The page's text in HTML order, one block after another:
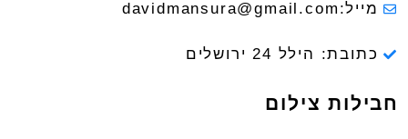
מייל:davidmansura@gmail.com
כתובת: הילל 24 ירושלים
חבילות צילום